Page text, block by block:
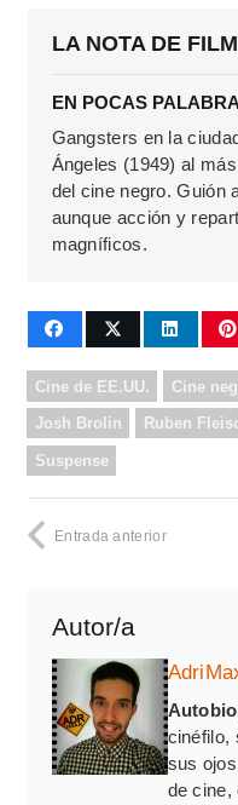
LA NOTA DE
EN POCAS
Gangsters en la
Ángeles (1949) al
del cine negro. Guión
aunque acción y
magníficos.
Cine de EE.UU. Cine
Josh Brolin Ruben
Suspense
Entrada anterior
Autor/a
cinéfilo,
sus
de cine,